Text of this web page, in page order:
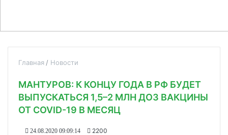
Главная Новости
МАНТУРОВ: К КОНЦУ ГОДА В РФ БУДЕТ
ВЫПУСКАТЬСЯ 1,5–2 МЛН ДОЗ ВАКЦИНЫ
ОТ COVID-19 В МЕСЯЦ
24.08.2020 09:09:14 2200